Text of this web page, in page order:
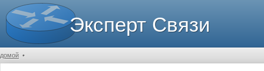
Эксперт Связи
домой •